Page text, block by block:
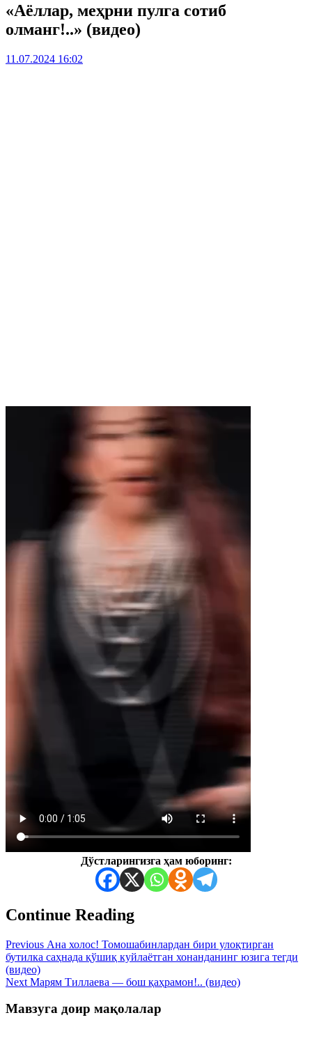
«Аёллар, меҳрни пулга сотиб
олманг!..» (видео)
11.07.2024 16:02
Дўстларингизга ҳам юборинг:
Continue Reading
Previous Ана холос! Томошабинлардан бири улоқтирган
бутилка саҳнада қўшиқ куйлаётган хонанданинг юзига тегди
(видео)
Next Марям Тиллаева — бош қаҳрамон!.. (видео)
Мавзуга доир мақолалар